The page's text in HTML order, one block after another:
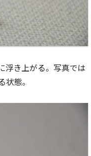
浮き上がる。写真では
態。